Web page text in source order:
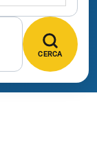
CERCA